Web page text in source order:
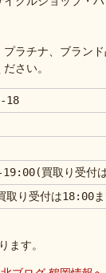
ラチナ、ブラン
さい。
18
買取り受付
取り受付は18:00
ます。